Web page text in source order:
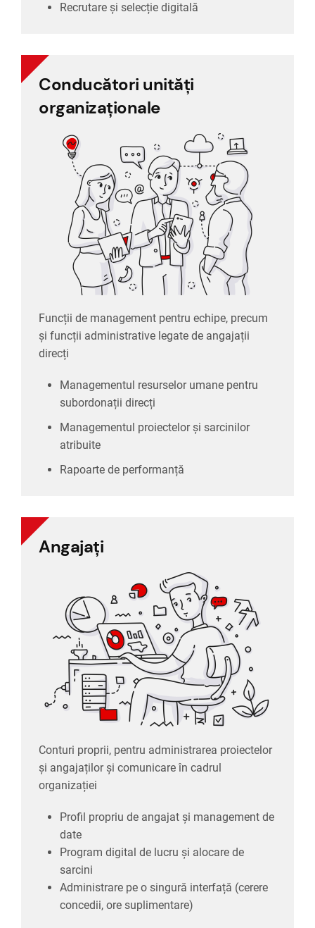
Recrutare și selecție digitală
Conducători unități
organizaționale
Funcții de management pentru echipe, precum
și funcții administrative legate de angajații
direcți
Managementul resurselor umane pentru
subordonații direcți
Managementul proiectelor și sarcinilor
atribuite
Rapoarte de performanță
Conducători unități
organizaționale
Funcții de management pentru echipe, precum
și funcții administrative legate de angajații
Managementul resurselor umane pentru
subordonații direcți
atribuite
Rapoarte de performanță
Angajați
Conturi proprii, pentru administrarea proiectelor
și angajaților și comunicare în cadrul
organizației
Profil propriu de angajat și management de
date
Program digital de lucru și alocare de
sarcini
Administrare pe o singură interfață (cerere
concedii, ore suplimentare)
Conturi proprii, pentru administrarea proiectelor
și angajaților și comunicare în cadrul
organizației
Profil propriu de angajat și management de
date
Program digital de lucru și alocare de
sarcini
Administrare pe o singură interfață (cerere